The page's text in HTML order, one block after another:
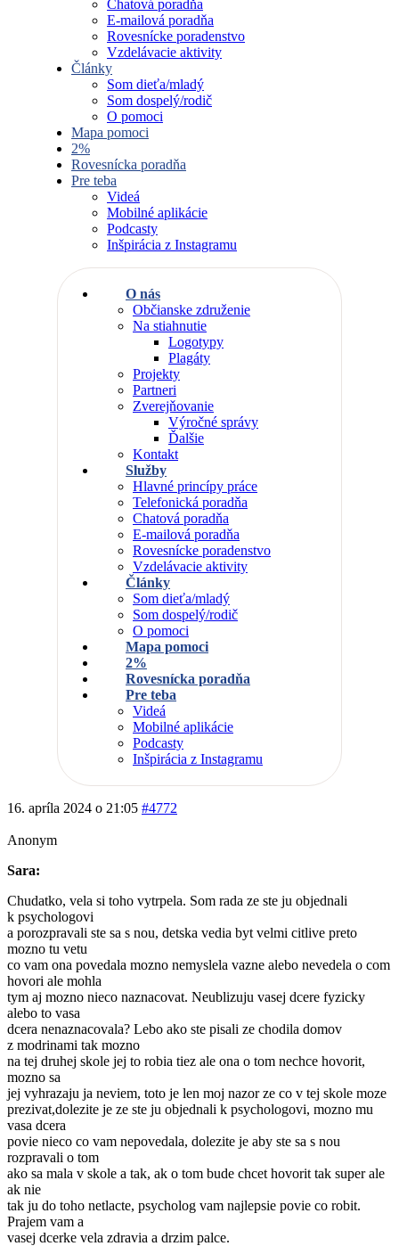
Chatová poradňa
E-mailová poradňa
Rovesnícke poradenstvo
Vzdelávacie aktivity
Články
Som dieťa/mladý
Som dospelý/rodič
O pomoci
Mapa pomoci
2%
Rovesnícka poradňa
Pre teba
Videá
Mobilné aplikácie
Podcasty
Inšpirácia z Instagramu
O nás
Občianske združenie
Na stiahnutie
Logotypy
Plagáty
Projekty
Partneri
Zverejňovanie
Výročné správy
Ďalšie
Kontakt
Služby
Hlavné princípy práce
Telefonická poradňa
Chatová poradňa
E-mailová poradňa
Rovesnícke poradenstvo
Vzdelávacie aktivity
Články
Som dieťa/mladý
Som dospelý/rodič
O pomoci
Mapa pomoci
2%
Rovesnícka poradňa
Pre teba
Videá
Mobilné aplikácie
Podcasty
Inšpirácia z Instagramu
16. apríla 2024 o 21:05 #4772
Anonym
Sara:
Chudatko, vela si toho vytrpela. Som rada ze ste ju objednali
k psychologovi
a porozpravali ste sa s nou, detska vedia byt velmi citlive preto
mozno tu vetu
co vam ona povedala mozno nemyslela vazne alebo nevedela o com
hovori ale mohla
tym aj mozno nieco naznacovat. Neublizuju vasej dcere fyzicky
alebo to vasa
dcera nenaznacovala? Lebo ako ste pisali ze chodila domov
z modrinami tak mozno
na tej druhej skole jej to robia tiez ale ona o tom nechce hovorit,
mozno sa
jej vyhrazaju ja neviem, toto je len moj nazor ze co v tej skole moze
prezivat,dolezite je ze ste ju objednali k psychologovi, mozno mu
vasa dcera
povie nieco co vam nepovedala, dolezite je aby ste sa s nou
rozpravali o tom
ako sa mala v skole a tak, ak o tom bude chcet hovorit tak super ale
ak nie
tak ju do toho netlacte, psycholog vam najlepsie povie co robit.
Prajem vam a
vasej dcerke vela zdravia a drzim palce.